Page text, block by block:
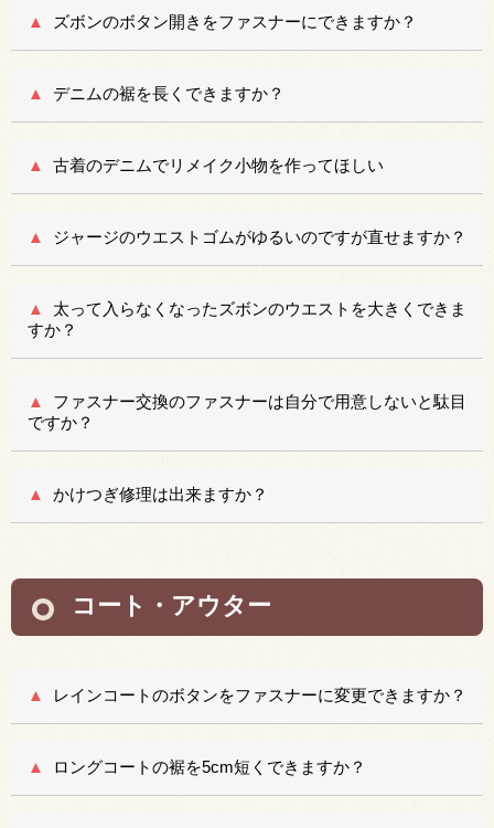
ズボンのボタン開きをファスナーにできますか？
デニムの裾を長くできますか？
古着のデニムでリメイク小物を作ってほしい
ジャージのウエストゴムがゆるいのですが直せますか？
太って入らなくなったズボンのウエストを大きくできま
すか？
ファスナー交換のファスナーは自分で用意しないと駄目
ですか？
かけつぎ修理は出来ますか？
コート・アウター
レインコートのボタンをファスナーに変更できますか？
ロングコートの裾を5cm短くできますか？